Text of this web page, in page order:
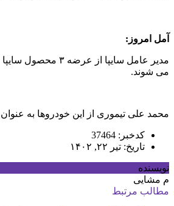
آمل امروز:
مدیر عامل
می شوند.
محمد علی تیموری از این خودروها به
کدخبر: 37464
تاریخ: تیر ۲۲, ۱۴۰۲
نویسنده
م مشایی
مطالب مرتبط